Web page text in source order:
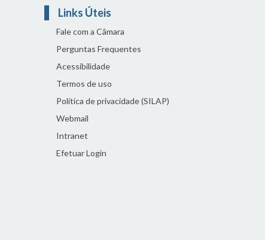
Links Úteis
Fale com a Câmara
Perguntas Frequentes
Acessibilidade
Termos de uso
Política de privacidade (SILAP)
Webmail
Intranet
Efetuar Login